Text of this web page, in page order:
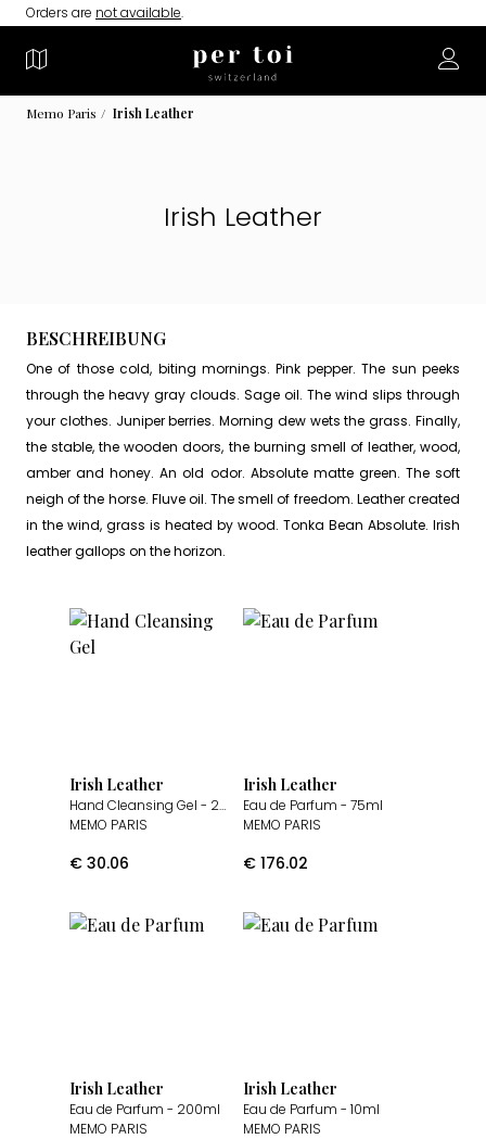
Orders are not available.
Memo Paris Irish Leather
Irish Leather
BESCHREIBUNG
One of those cold, biting mornings. Pink pepper. The sun peeks
through the heavy gray clouds. Sage oil. The wind slips through
your clothes. Juniper berries. Morning dew wets the grass. Finally,
the stable, the wooden doors, the burning smell of leather, wood,
amber and honey. An old odor. Absolute matte green. The soft
neigh of the horse. Fluve oil. The smell of freedom. Leather created
in the wind, grass is heated by wood. Tonka Bean Absolute. Irish
leather gallops on the horizon.
Irish Leather
Hand Cleansing Gel - 250ml
MEMO PARIS
€ 30.06
Irish Leather
Eau de Parfum - 75ml
MEMO PARIS
€ 176.02
Irish Leather
Eau de Parfum - 200ml
MEMO PARIS
Irish Leather
Eau de Parfum - 10ml
MEMO PARIS